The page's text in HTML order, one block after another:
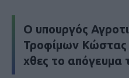
Ο υπουργός
Τροφίμων Κώστας
χθες το απόγευμα